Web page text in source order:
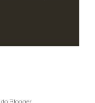
Blogger